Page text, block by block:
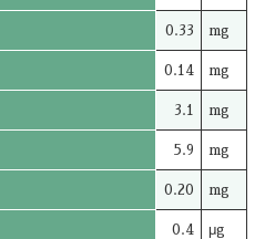
0.33 mg
0.14 mg
3.1 mg
5.9 mg
0.20 mg
0.4 μg